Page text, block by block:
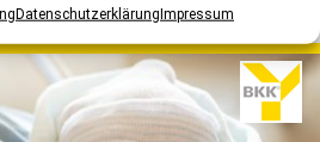
DatenschutzerklärungImpressum